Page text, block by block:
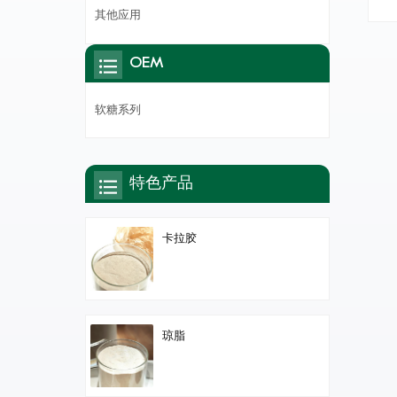
其他应用
OEM
软糖系列
特色产品
卡拉胶
琼脂